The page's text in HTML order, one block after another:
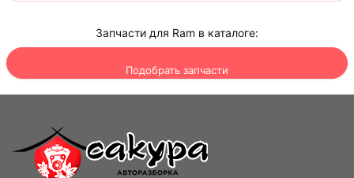
Запчасти для Ram в каталоге:
Подобрать запчасти